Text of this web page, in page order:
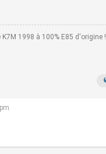
K7M 1998 à 100% E85 d'origine !